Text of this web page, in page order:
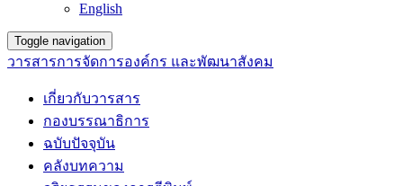
English
Toggle navigation
วารสารการจัดการองค์กร และพัฒนาสังคม
เกี่ยวกับวารสาร
กองบรรณาธิการ
ฉบับปัจจุบัน
คลังบทความ